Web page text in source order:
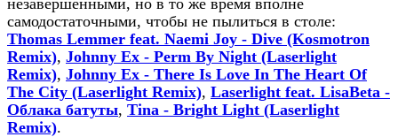
самодостаточными, чтобы не пылиться в столе:
Thomas Lemmer feat. Naemi Joy - Dive (Kosmotron
Remix), Johnny Ex - Perm By Night (Laserlight
Remix), Johnny Ex - There Is Love In The Heart Of
The City (Laserlight Remix), Laserlight feat. LisaBeta -
Облака батуты, Tina - Bright Light (Laserlight
Remix).